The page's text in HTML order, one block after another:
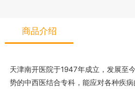
商品介绍
天津南开医院于1947年成立，发展至
势的中西医结合专科，能应对各种疾